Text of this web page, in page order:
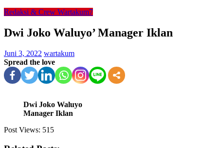
Redaksi & Crew Wartakum7
Dwi Joko Waluyo’ Manager Iklan
Juni 3, 2022 wartakum
Spread the love
Dwi Joko Waluyo
Manager Iklan
Post Views: 515